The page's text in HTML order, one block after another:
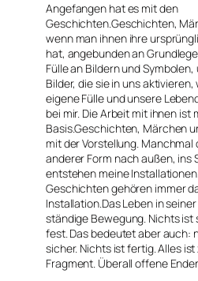
Angefangen hat es mit den
Geschichten.Geschichten,
wenn man ihnen ihre
hat, angebunden an
Fülle an Bildern und
Bilder, die sie in uns
eigene Fülle und unsere
bei mir. Die Arbeit mit ihnen ist
Basis.Geschichten, Märchen
mit der Vorstellung.
anderer Form nach außen, ins
entstehen meine
Geschichten gehören immer
Installation.Das Leben in
ständige Bewegung. Nichts ist
fest. Das bedeutet aber auch:
sicher. Nichts ist fertig. Alles
Fragment. Überall offene